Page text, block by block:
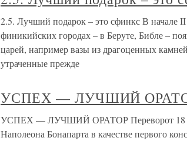
2.5. Лучший подарок – это сфинкс В начале
финикийских городах – в Беруте, Библе –
царей, например вазы из драгоценных
утраченные прежде
УСПЕХ — ЛУЧШИЙ
УСПЕХ — ЛУЧШИЙ ОРАТОР Переворот 18
Наполеона Бонапарта в качестве первого